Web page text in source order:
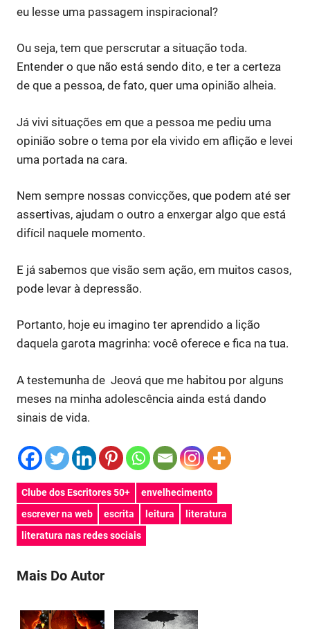
eu lesse uma passagem inspiracional?
Ou seja, tem que perscrutar a situação toda.
Entender o que não está sendo dito, e ter a certeza
de que a pessoa, de fato, quer uma opinião alheia.
Já vivi situações em que a pessoa me pediu uma
opinião sobre o tema por ela vivido em aflição e levei
uma portada na cara.
Nem sempre nossas convicções, que podem até ser
assertivas, ajudam o outro a enxergar algo que está
difícil naquele momento.
E já sabemos que visão sem ação, em muitos casos,
pode levar à depressão.
Portanto, hoje eu imagino ter aprendido a lição
daquela garota magrinha: você oferece e fica na tua.
A testemunha de Jeová que me habitou por alguns
meses na minha adolescência ainda está dando
sinais de vida.
Clube dos Escritores 50+
envelhecimento
escrever na web
escrita leitura
literatura
literatura nas redes sociais
Mais Do Autor